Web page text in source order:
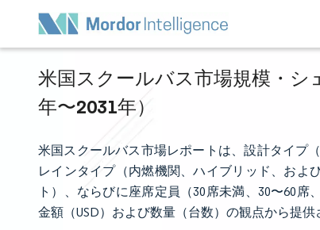
米国スクールバス市場規模・シ
年〜2031年）
米国スクールバス市場レポートは、設計タイプ
レインタイプ（内燃機関、ハイブリッド、およ
ト）、ならびに座席定員（30席未満、30〜60
金額（USD）および数量（台数）の観点から提供